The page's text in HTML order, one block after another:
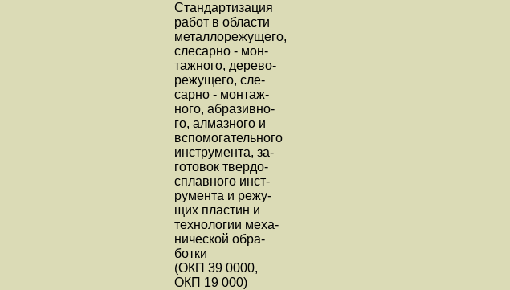
Стандартизация
работ в области
металлорежущего,
слесарно - мон-
тажного, дерево-
режущего, сле-
сарно - монтаж-
ного, абразивно-
го, алмазного и
вспомогательного
инструмента, за-
готовок твердо-
сплавного инст-
румента и режу-
щих пластин и
технологии меха-
нической обра-
ботки
(ОКП 39 0000,
ОКП 19 000)